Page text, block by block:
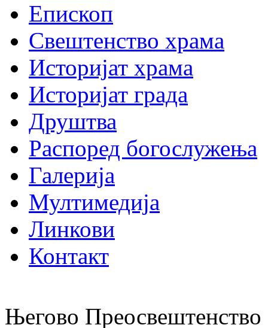
Епископ
Свештенство храма
Историјат храма
Историјат града
Друштва
Распоред богослужења
Галерија
Мултимедија
Линкови
Контакт
Његово